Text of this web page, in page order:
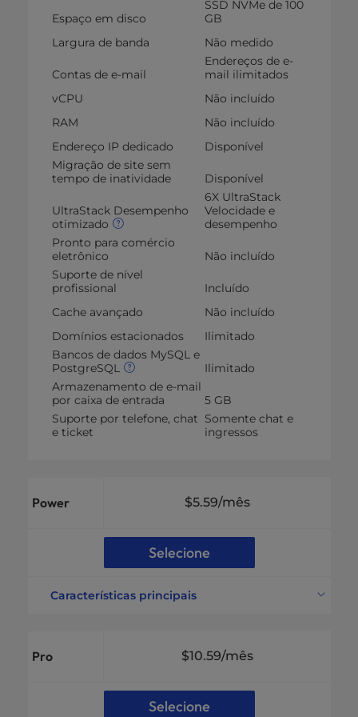
Espaço em disco
SSD NVMe de 100
GB
Largura de banda
Não medido
Contas de e-mail
Endereços de e-
mail ilimitados
vCPU
Não incluído
RAM
Não incluído
Endereço IP dedicado
Disponível
Migração de site sem
tempo de inatividade
Disponível
UltraStack Desempenho
otimizado
6X UltraStack
Velocidade e
desempenho
Pronto para comércio
eletrônico
Não incluído
Suporte de nível
profissional
Incluído
Cache avançado
Não incluído
Domínios estacionados
Ilimitado
Bancos de dados MySQL e
PostgreSQL
Ilimitado
Armazenamento de e-mail
por caixa de entrada
5 GB
Suporte por telefone, chat
e ticket
Somente chat e
ingressos
Power $5.59/mês
Selecione
Características principais
Largura de banda
Não medido
Pro $10.59/mês
Selecione